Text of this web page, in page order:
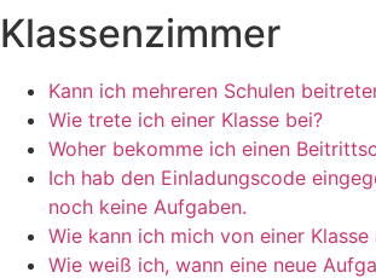
Klassenzimmer
Kann ich mehreren Schulen
Wie trete ich einer Klasse bei?
Woher bekomme ich einen
Ich hab den Einladungscode
noch keine Aufgaben.
Wie kann ich mich von einer Klasse
Wie weiß ich, wann eine neue